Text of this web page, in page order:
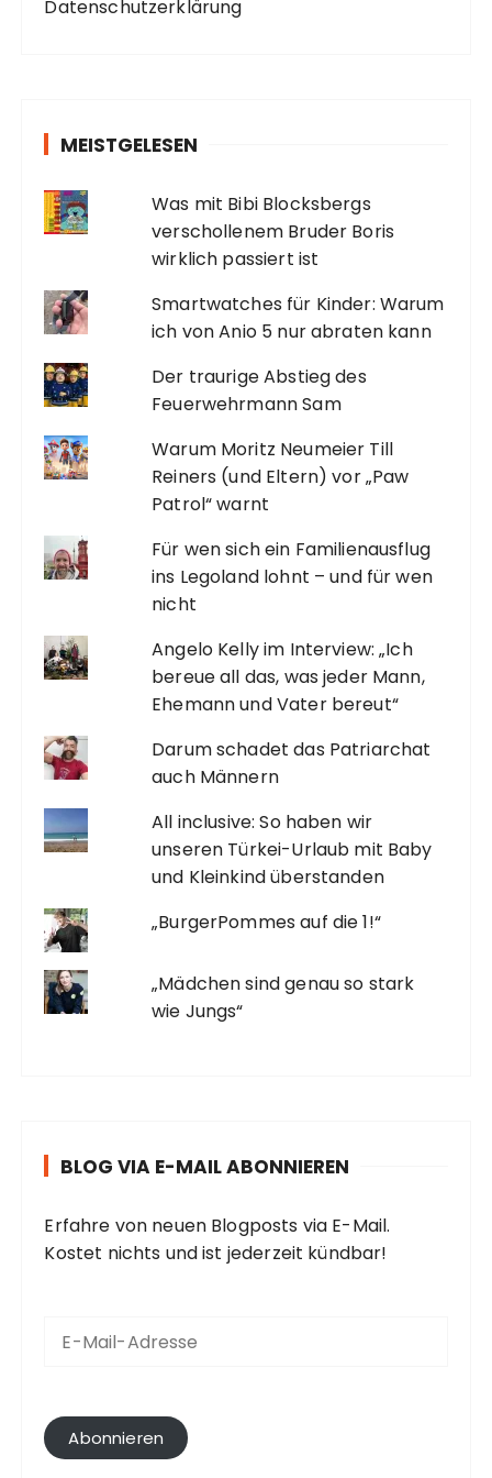
Datenschutzerklärung
MEISTGELESEN
Was mit Bibi Blocksbergs
verschollenem Bruder Boris
wirklich passiert ist
Smartwatches für Kinder: Warum
ich von Anio 5 nur abraten kann
Der traurige Abstieg des
Feuerwehrmann Sam
Warum Moritz Neumeier Till
Reiners (und Eltern) vor „Paw
Patrol“ warnt
Für wen sich ein Familienausflug
ins Legoland lohnt – und für wen
nicht
Angelo Kelly im Interview: „Ich
bereue all das, was jeder Mann,
Ehemann und Vater bereut“
Darum schadet das Patriarchat
auch Männern
All inclusive: So haben wir
unseren Türkei-Urlaub mit Baby
und Kleinkind überstanden
„BurgerPommes auf die 1!“
„Mädchen sind genau so stark
wie Jungs“
BLOG VIA E-MAIL ABONNIEREN
Erfahre von neuen Blogposts via E-Mail.
Kostet nichts und ist jederzeit kündbar!
l
-
Abonnieren